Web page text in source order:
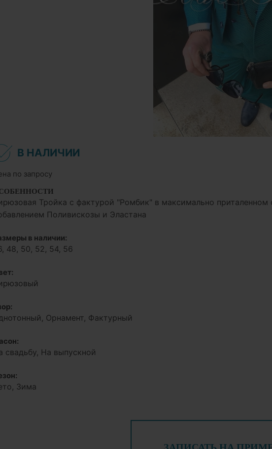
В НАЛИЧИИ
по запросу
Тройка с фактурой "Ромбик" в максимально приталенном
Поливискозы и Эластана
в наличии:
48, 50, 52, 54, 56
Орнамент, Фактурный
свадьбу, На выпускной
Зима